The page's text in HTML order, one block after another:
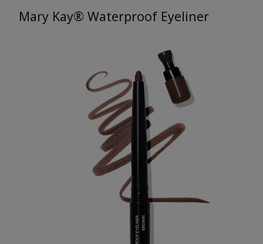
Mary Kay® Waterproof Eyeliner